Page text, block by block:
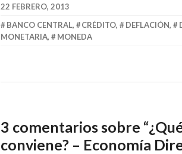
22 FEBRERO, 2013
BANCO CENTRAL, CRÉDITO, DEFLACIÓN,
MONETARIA, MONEDA
3 comentarios sobre “
conviene? – Economía